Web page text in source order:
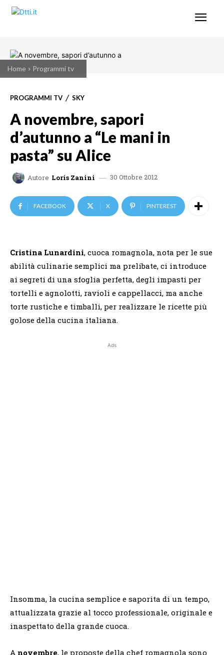
Home Programmi tv
PROGRAMMI TV SKY
A novembre, sapori
d’autunno a “Le mani in
pasta” su Alice
Autore Loris Zanini 30 Ottobre 2012
FACEBOOK X PINTEREST
Cristina Lunardini, cuoca romagnola, nota per le sue
abilità culinarie semplici ma prelibate, ci introduce
ai segreti di una sfoglia perfetta, degli impasti per
tortelli e agnolotti, ravioli e cappellacci, ma anche
torte rustiche e timballi, per realizzare le ricette più
golose della cucina italiana.
Ads
Insomma, la cucina semplice e saporita di un tempo,
attualizzata grazie al tocco professionale, originale e
inaspettato della grande cuoca.
A novembre, le proposte della chef romagnola sono